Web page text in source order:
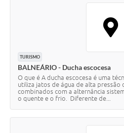
TURISMO
BALNEÁRIO - Ducha escocesa
O que é A ducha escocesa é uma
utiliza jatos de água de alta pressão
combinados com a alternância
o quente e o frio. Diferente de...